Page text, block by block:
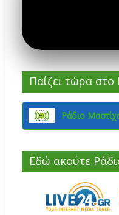
Παίζει τώρα
Ράδιο
Εδώ ακούτε